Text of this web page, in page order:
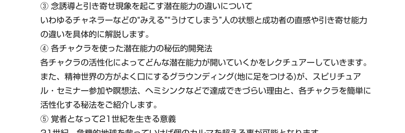
③ 念誘導と引き寄せ現象を起こす潜在能力の違いについて
いわゆるチャネラーなどの“みえる”“うけてしまう”人の状態と成功者の直感や引き寄せ能力
の違いを具体的に解説します。
④ 各チャクラを使った潜在能力の秘伝的開発法
各チャクラの活性化によってどんな潜在能力が開いていくかをレクチュアーしていきます。
また、精神世界の方がよく口にするグラウンディング(地に足をつける)が、スピリチュア
ル・セミナー参加や瞑想法、ヘミシンクなどで達成できづらい理由と、各チャクラを簡単に
活性化する秘法をご紹介します。
⑤ 覚者となって21世紀を生きる意義